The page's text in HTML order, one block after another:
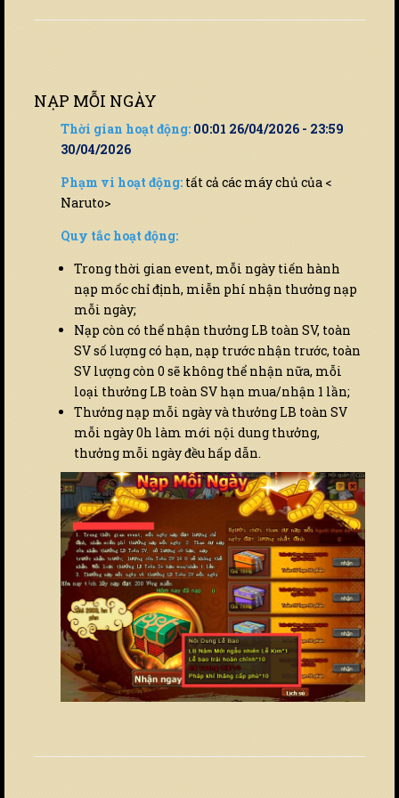
NẠP MỖI NGÀY
Thời gian hoạt động: 00:01 26/04/2026 - 23:59
30/04/2026
Phạm vi hoạt động: tất cả các máy chủ của <
Naruto>
Quy tắc hoạt động:
Trong thời gian event, mỗi ngày tiến hành
nạp mốc chỉ định, miễn phí nhận thưởng nạp
mỗi ngày;
Nạp còn có thể nhận thưởng LB toàn SV, toàn
SV số lượng có hạn, nạp trước nhận trước, toàn
SV lượng còn 0 sẽ không thể nhận nữa, mỗi
loại thưởng LB toàn SV hạn mua/nhận 1 lần;
Thưởng nạp mỗi ngày và thưởng LB toàn SV
mỗi ngày 0h làm mới nội dung thưởng,
thưởng mỗi ngày đều hấp dẫn.